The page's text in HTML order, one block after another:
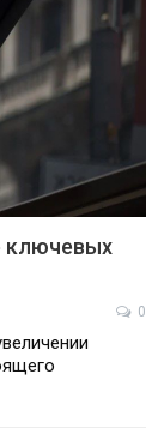
ключевых
0